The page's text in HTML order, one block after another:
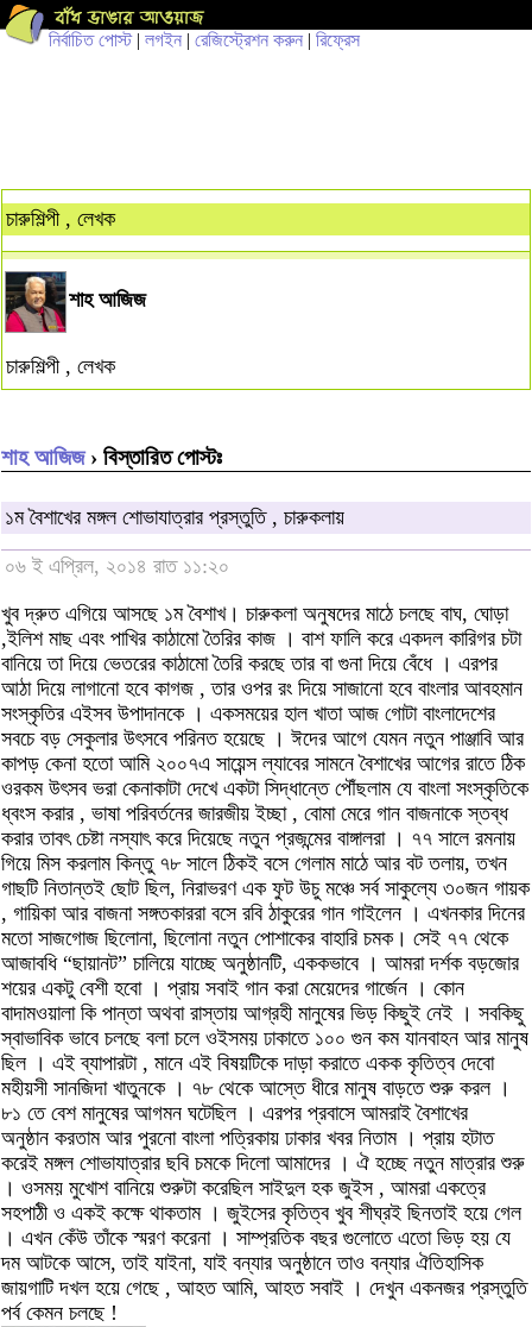
নির্বাচিত পোস্ট| লগইন | রেজিস্ট্রেশন করুন | রিফ্রেস
চারুশিল্পী , লেখক
শাহ আজিজ
চারুশিল্পী , লেখক
শাহ আজিজ› বিস্তারিত পোস্টঃ
১ম বৈশাখের মঙ্গল শোভাযাত্রার প্রস্তুতি , চারুকলায়
০৬ ই এপ্রিল, ২০১৪ রাত ১১:২০
খুব দ্রুত এগিয়ে আসছে ১ম বৈশাখ। চারুকলা অনুষদের মাঠে চলছে বাঘ, ঘোড়া
,ইলিশ মাছ এবং পাখির কাঠামো তৈরির কাজ । বাশ ফালি করে একদল কারিগর চটা
বানিয়ে তা দিয়ে ভেতরের কাঠামো তৈরি করছে তার বা গুনা দিয়ে বেঁধে । এরপর
আঠা দিয়ে লাগানো হবে কাগজ , তার ওপর রং দিয়ে সাজানো হবে বাংলার আবহমান
সংস্কৃতির এইসব উপাদানকে । একসময়ের হাল খাতা আজ গোটা বাংলাদেশের
সবচে বড় সেকুলার উৎসবে পরিনত হয়েছে । ঈদের আগে যেমন নতুন পাঞ্জাবি আর
কাপড় কেনা হতো আমি ২০০৭এ সায়েন্স ল্যাবের সামনে বৈশাখের আগের রাতে ঠিক
ওরকম উৎসব ভরা কেনাকাটা দেখে একটা সিদ্ধান্তে পৌঁছলাম যে বাংলা সংস্কৃতিকে
ধ্বংস করার , ভাষা পরিবর্তনের জারজীয় ইচ্ছা , বোমা মেরে গান বাজনাকে স্তব্ধ
করার তাবৎ চেষ্টা নস্যাৎ করে দিয়েছে নতুন প্রজন্মের বাঙ্গালরা । ৭৭ সালে রমনায়
গিয়ে মিস করলাম কিন্তু ৭৮ সালে ঠিকই বসে গেলাম মাঠে আর বট তলায়, তখন
গাছটি নিতান্তই ছোট ছিল, নিরাভরণ এক ফুট উচু মঞ্চে সর্ব সাকুল্যে ৩০জন গায়ক
, গায়িকা আর বাজনা সঙ্গতকাররা বসে রবি ঠাকুরের গান গাইলেন । এখনকার দিনের
মতো সাজগোজ ছিলোনা, ছিলোনা নতুন পোশাকের বাহারি চমক। সেই ৭৭ থেকে
আজাবধি “ছায়ানট” চালিয়ে যাচ্ছে অনুষ্ঠানটি, এককভাবে । আমরা দর্শক বড়জোর
শয়ের একটু বেশী হবো । প্রায় সবাই গান করা মেয়েদের গার্জেন । কোন
বাদামওয়ালা কি পান্তা অথবা রাস্তায় আগ্রহী মানুষের ভিড় কিছুই নেই । সবকিছু
স্বাভাবিক ভাবে চলছে বলা চলে ওইসময় ঢাকাতে ১০০ গুন কম যানবাহন আর মানুষ
ছিল । এই ব্যাপারটা , মানে এই বিষয়টিকে দাড়া করাতে একক কৃতিত্ব দেবো
মহীয়সী সানজিদা খাতুনকে । ৭৮ থেকে আস্তে ধীরে মানুষ বাড়তে শুরু করল ।
৮১ তে বেশ মানুষের আগমন ঘটেছিল । এরপর প্রবাসে আমরাই বৈশাখের
অনুষ্ঠান করতাম আর পুরনো বাংলা পত্রিকায় ঢাকার খবর নিতাম । প্রায় হটাত
করেই মঙ্গল শোভাযাত্রার ছবি চমকে দিলো আমাদের । ঐ হচ্ছে নতুন মাত্রার শুরু
। ওসময় মুখোশ বানিয়ে শুরুটা করেছিল সাইদুল হক জুইস , আমরা একত্রে
সহপাঠী ও একই কক্ষে থাকতাম । জুইসের কৃতিত্ব খুব শীঘ্রই ছিনতাই হয়ে গেল
। এখন কেঁউ তাঁকে স্মরণ করেনা । সাম্প্রতিক বছর গুলোতে এতো ভিড় হয় যে
দম আটকে আসে, তাই যাইনা, যাই বন্যার অনুষ্ঠানে তাও বন্যার ঐতিহাসিক
জায়গাটি দখল হয়ে গেছে , আহত আমি, আহত সবাই । দেখুন একনজর প্রস্তুতি
পর্ব কেমন চলছে !